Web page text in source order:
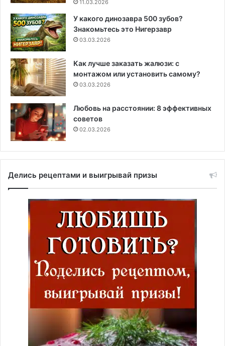
11.03.2026
У какого динозавра 500 зубов?
Знакомьтесь это Нигерзавр
03.03.2026
Как лучше заказать жалюзи: с
монтажом или установить самому?
03.03.2026
Любовь на расстоянии: 8 эффективных
советов
02.03.2026
Делись рецептами и выигрывай призы